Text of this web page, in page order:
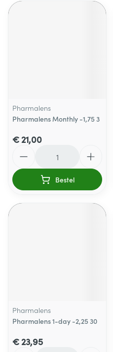
Pharmalens
Pharmalens Monthly -1,75 3
€ 21,00
Bestel
Pharmalens
Pharmalens 1-day -2,25 30
€ 23,95